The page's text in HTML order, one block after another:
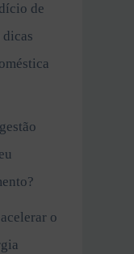
de
dicas
o